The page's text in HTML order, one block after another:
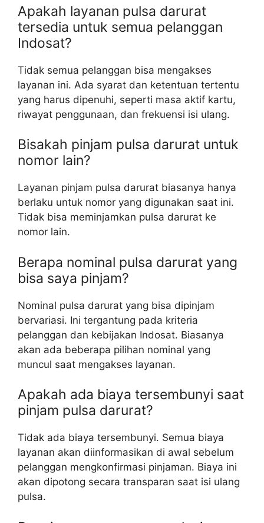
Apakah layanan pulsa darurat
tersedia untuk semua pelanggan
Indosat?
Tidak semua pelanggan bisa mengakses
layanan ini. Ada syarat dan ketentuan tertentu
yang harus dipenuhi, seperti masa aktif kartu,
riwayat penggunaan, dan frekuensi isi ulang.
Bisakah pinjam pulsa darurat untuk
nomor lain?
Layanan pinjam pulsa darurat biasanya hanya
berlaku untuk nomor yang digunakan saat ini.
Tidak bisa meminjamkan pulsa darurat ke
nomor lain.
Berapa nominal pulsa darurat yang
bisa saya pinjam?
Nominal pulsa darurat yang bisa dipinjam
bervariasi. Ini tergantung pada kriteria
pelanggan dan kebijakan Indosat. Biasanya
akan ada beberapa pilihan nominal yang
muncul saat mengakses layanan.
Apakah ada biaya tersembunyi saat
pinjam pulsa darurat?
Tidak ada biaya tersembunyi. Semua biaya
layanan akan diinformasikan di awal sebelum
pelanggan mengkonfirmasi pinjaman. Biaya ini
akan dipotong secara transparan saat isi ulang
pulsa.